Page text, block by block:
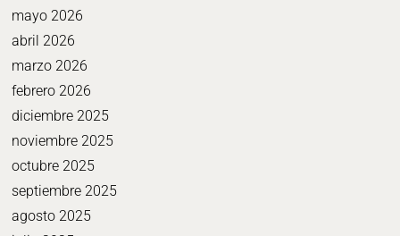
mayo 2026
abril 2026
marzo 2026
febrero 2026
diciembre 2025
noviembre 2025
octubre 2025
septiembre 2025
agosto 2025